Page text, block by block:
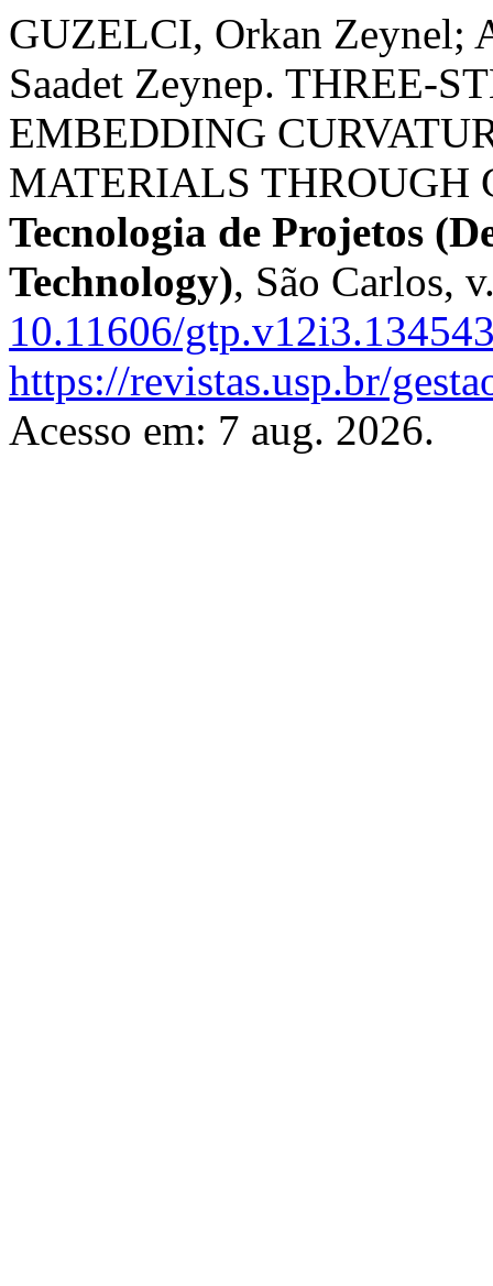
GUZELCI, Orkan Zeynel;
Saadet Zeynep. THREE-
EMBEDDING
MATERIALS THROUGH
Tecnologia de Projetos
Technology), São Carlos,
10.11606/
https://revistas.usp.br/
Acesso em: 7 aug. 2026.